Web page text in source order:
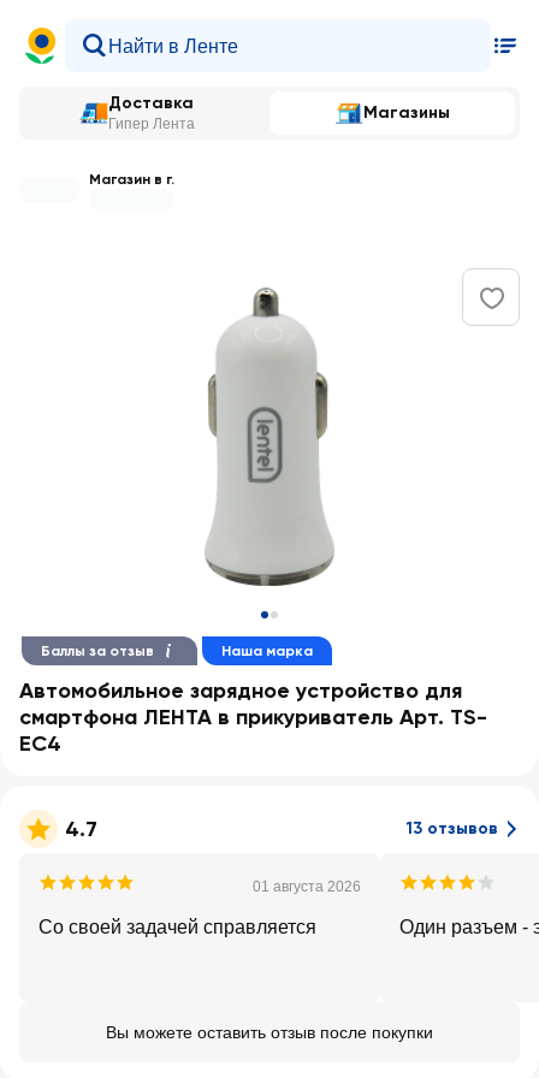
Доставка
Гипер Лента
Магазины
Магазин в г.
Баллы за отзыв Наша марка
Автомобильное зарядное устройство для
смартфона ЛЕНТА в прикуриватель Арт. TS-
EC4
4.7 13 отзывов
01 августа 2026
Со своей задачей справляется Один разъем -
Вы можете оставить отзыв после покупки